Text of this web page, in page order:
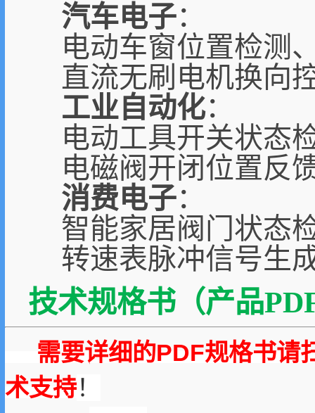
汽车电子：
电动车窗位置检测
直流无刷电机换向
工业自动化：
电动工具开关状态
电磁阀开闭位置反
消费电子：
智能家居阀门状态
转速表脉冲信号生
技术规格书（产品
需要详细的PDF规格书请
术支持！